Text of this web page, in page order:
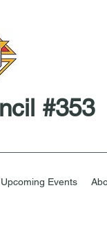
#353
Upcoming Events